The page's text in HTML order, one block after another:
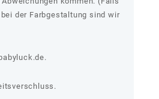
der Farbgestaltung sind wir